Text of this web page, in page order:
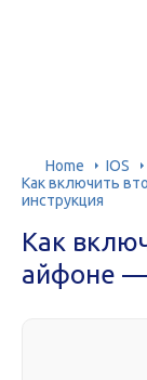
Home
IOS
Как включить
инструкция
Как
айфоне —